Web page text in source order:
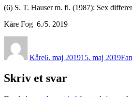
(6) S. T. Hauser m. fl. (1987): Sex
Kåre Fog 6./5. 2019
Kåre6. maj 201915. maj 2019
Skriv et svar